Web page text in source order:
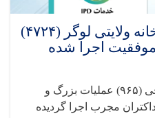
در سال گذشته در شفاخانه ولایتی لوگر (۴۷۲۴)
اجرا شده
(۹۶۵)
عملیات بزرگ و
مجرب اجرا گردیده